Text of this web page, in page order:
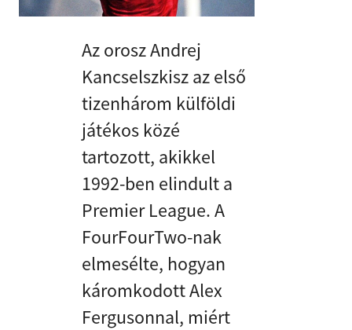
Az orosz Andrej
Kancselszkisz az első
tizenhárom külföldi
játékos közé
tartozott, akikkel
1992-ben elindult a
Premier League. A
FourFourTwo-nak
elmesélte, hogyan
káromkodott Alex
Fergusonnal, miért